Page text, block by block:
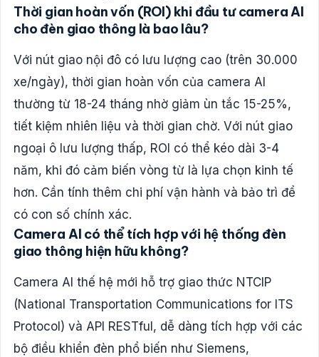
Thời gian hoàn vốn (ROI) khi đầu tư camera AI
cho đèn giao thông là bao lâu?
Với nút giao nội đô có lưu lượng cao (trên 30.000
xe/ngày), thời gian hoàn vốn của camera AI
thường từ 18-24 tháng nhờ giảm ùn tắc 15-25%,
tiết kiệm nhiên liệu và thời gian chờ. Với nút giao
ngoại ô lưu lượng thấp, ROI có thể kéo dài 3-4
năm, khi đó cảm biến vòng từ là lựa chọn kinh tế
hơn. Cần tính thêm chi phí vận hành và bảo trì để
có con số chính xác.
Camera AI có thể tích hợp với hệ thống đèn
giao thông hiện hữu không?
Camera AI thế hệ mới hỗ trợ giao thức NTCIP
(National Transportation Communications for ITS
Protocol) và API RESTful, dễ dàng tích hợp với các
bộ điều khiển đèn phổ biến như Siemens,